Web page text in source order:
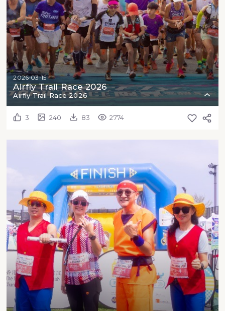
2026-03-15
Airfly Trail Race 2026
Airfly Trail Race 2026
3 240 83 2774